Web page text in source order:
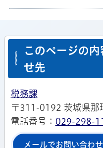
このページの
せ先
税務課
〒311-0192 茨城県那
電話番号： 029-298-
メールでお問い合わ